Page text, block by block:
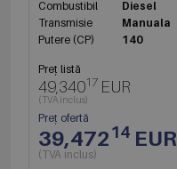
Combustibil
Diesel
Transmisie
Manuala
Putere (CP)
140
Preț listă
49,34017 EUR
(TVA inclus)
Preț ofertă
39,47214 EUR
(TVA inclus)